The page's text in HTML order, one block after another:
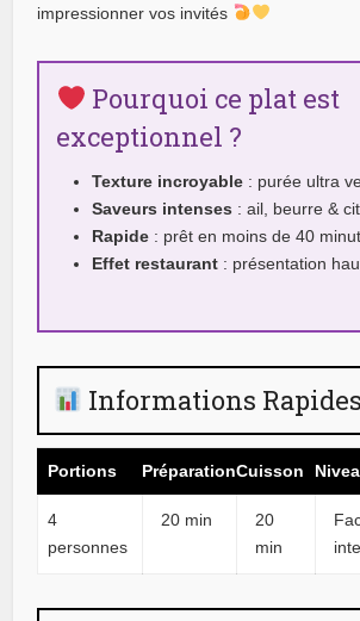
impressionner vos invités
Pourquoi ce plat est
exceptionnel ?
Texture incroyable : purée ultra
Saveurs intenses : ail, beurre &
Rapide : prêt en moins de 40
Effet restaurant : présentation
Informations Rapides
Portions PréparationCuisson
4
personnes
20 min
20
min